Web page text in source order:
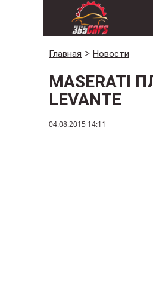
Главная Новости
LEVANTE
04.08.2015 14:11